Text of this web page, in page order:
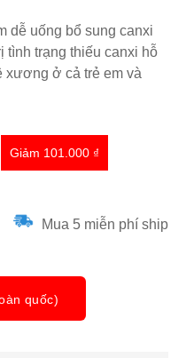
dễ uống bổ sung canxi
tình trạng thiếu canxi hỗ
xương ở cả trẻ em và
Giảm 101.000 ₫
Mua 5 miễn phí ship
quốc)